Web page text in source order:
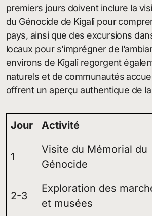
premiers jours doivent inclure la
du Génocide de Kigali pour
pays, ainsi que des excursions
locaux pour s’imprégner de
environs de Kigali regorgent
naturels et de communautés
offrent un aperçu authentique de
Jour Activité
1
Visite du Mémorial du
Génocide
2-3
Exploration des
et musées